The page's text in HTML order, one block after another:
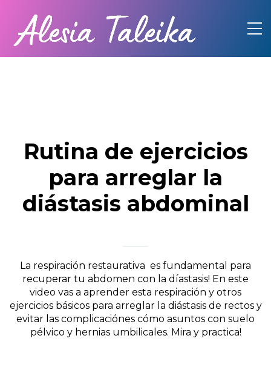
Rutina de ejercicios
para arreglar la
diástasis abdominal
La respiración restaurativa es fundamental para
recuperar tu abdomen con la díastasis! En este
video vas a aprender esta respiración y otros
ejercicios básicos para arreglar la diástasis de rectos y
evitar las complicaciónes cómo asuntos con suelo
pélvico y hernias umbilicales. Mira y practica!